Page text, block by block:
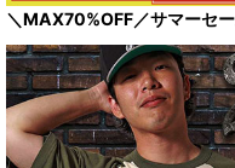
＼MAX70%OFF／サマーセ